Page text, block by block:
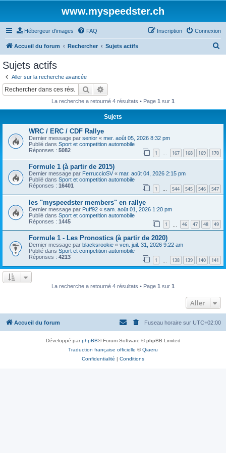
www.myspeedster.ch
Hébergeur d'images FAQ Connexion
Inscription
Accueil du forum Rechercher Sujets actifs
Sujets actifs
Aller sur la recherche avancée
Rechercher
La recherche a retourné 4 résultats • Page 1 sur 1
Sujets
WRC / ERC / CDF Rallye
Dernier message par senior « mer. août 05, 2026 8:32 pm
Publié dans Sport et competition automobile
Réponses : 5082 1 167 168 169 170
Formule 1 (à partir de 2015)
Dernier message par FerruccioSV « mar. août 04, 2026 2:15 pm
Publié dans Sport et competition automobile
Réponses : 16401 1 … 544 545 546 547
les "myspeedster members" en rallye
Dernier message par Puff92 « sam. août 01, 2026 1:20 pm
Publié dans Sport et competition automobile
Réponses : 1445 1 46 47 48 49
Formule 1 - Les Pronostics (à partir de 2020)
Dernier message par blacksrookie « ven. juil. 31, 2026 9:22 am
Publié dans Sport et competition automobile
Réponses : 4213 1 138 139 140 141
La recherche a retourné 4 résultats • Page 1 sur 1
Aller
Accueil du forum Fuseau horaire sur UTC+02:00
Développé parphpBB® Forum Software © phpBB Limited
Traduction française officielle ©Qiaeru
Confidentialité | Conditions